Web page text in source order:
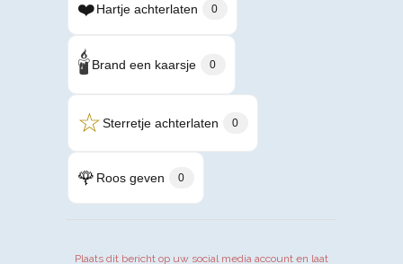
❤️Hartje achterlaten 0
🕯️Brand een kaarsje 0
☆Sterretje achterlaten 0
🌹 Roos geven 0
Plaats dit bericht op uw social media account en laat